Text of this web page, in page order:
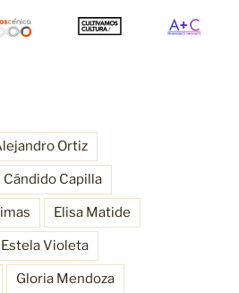
Ortiz
Cándido Capilla
Elisa Matide
Estela Violeta
Gloria Mendoza